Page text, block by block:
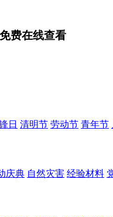
免费在线查看
日 清明节 劳动节 青年节
庆典 自然灾害 经验材料